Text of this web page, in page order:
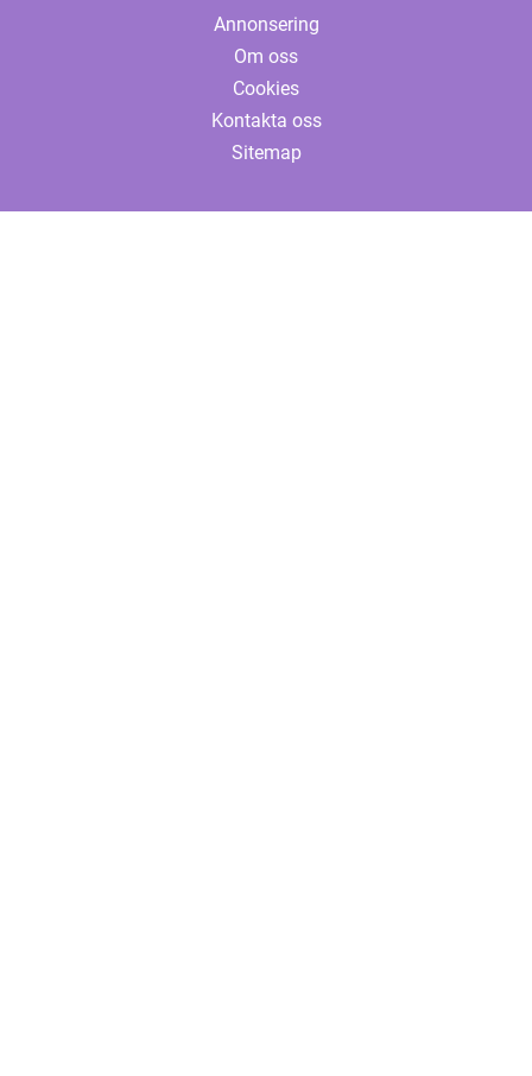
Annonsering
Om oss
Cookies
Kontakta oss
Sitemap